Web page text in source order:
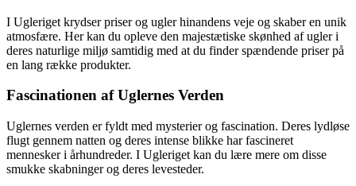
I Ugleriget krydser priser og ugler hinandens veje og skaber en unik
atmosfære. Her kan du opleve den majestætiske skønhed af ugler i
deres naturlige miljø samtidig med at du finder spændende priser på
en lang række produkter.
Fascinationen af Uglernes Verden
Uglernes verden er fyldt med mysterier og fascination. Deres lydløse
flugt gennem natten og deres intense blikke har fascineret
mennesker i århundreder. I Ugleriget kan du lære mere om disse
smukke skabninger og deres levesteder.